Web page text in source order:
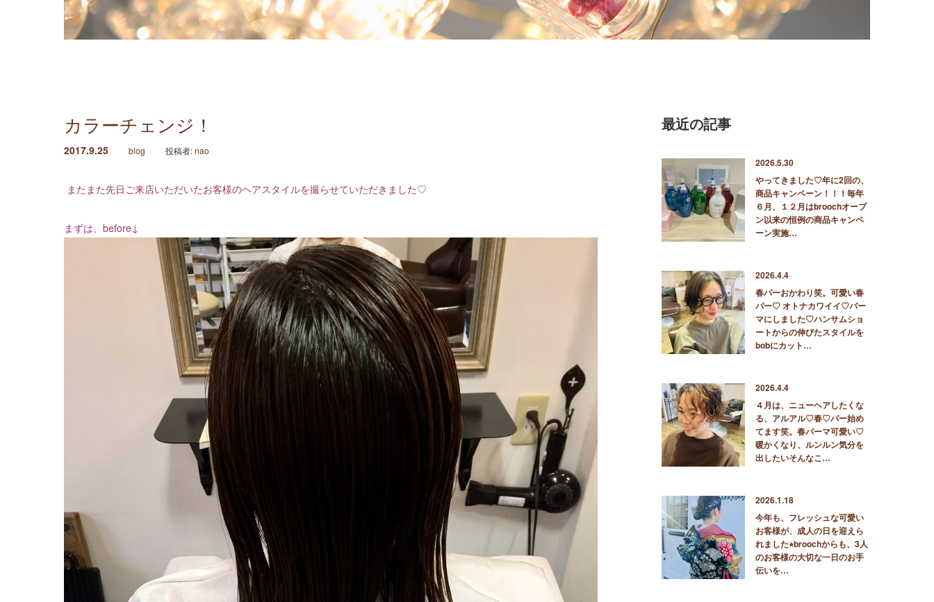
カラーチェンジ！
2017.9.25 blog 投稿者:nao
またまた先日ご来店いただいたお客様のヘアスタイルを撮らせていただきました♡
まずは、before↓
最近の記事
2026.5.30
やってきました♡年に2回の、
商品キャンペーン！！！毎年
６月、１２月はbroochオープ
ン以来の恒例の商品キャンペ
ーン実施…
2026.4.4
春パーおかわり笑。可愛い春
パー♡ オトナカワイイ♡パー
マにしました♡ハンサムショ
ートからの伸びたスタイルを
bobにカット…
2026.4.4
４月は、ニューヘアしたくな
る、アルアル♡春♡パー始め
てます笑。春パーマ可愛い♡
暖かくなり、ルンルン気分を
出したいそんなこ…
2026.1.18
今年も、フレッシュな可愛い
お客様が、成人の日を迎えら
れました⭐︎broochからも、3人
のお客様の大切な一日のお手
伝いを…